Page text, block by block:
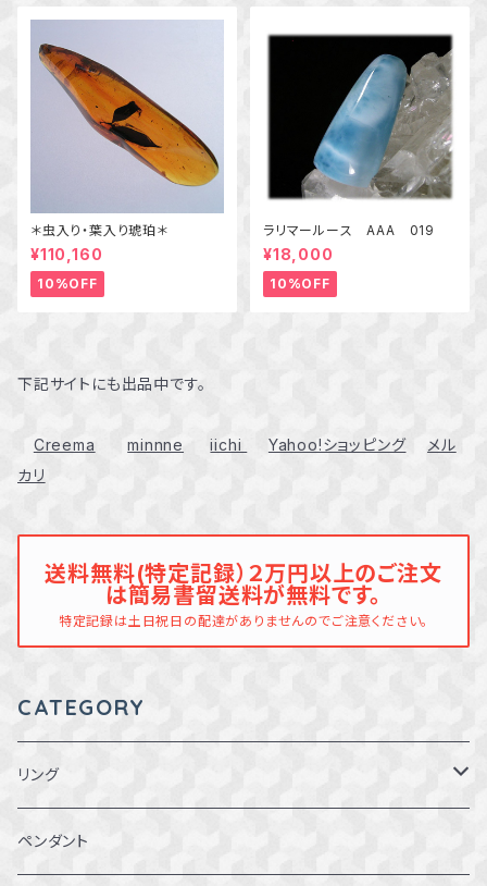
＊虫入り・葉入り琥珀＊
¥110,160
10%OFF
ラリマールース AAA 019
¥18,000
10%OFF
下記サイトにも出品中です。
Creema minnne iichi Yahoo!ショッピング
メル
カリ
送料無料(特定記録）２万円以上のご注文
は簡易書留送料が無料です。
特定記録は土日祝日の配達がありませんのでご注意ください。
CATEGORY
リング
1～1.5号
ペンダント